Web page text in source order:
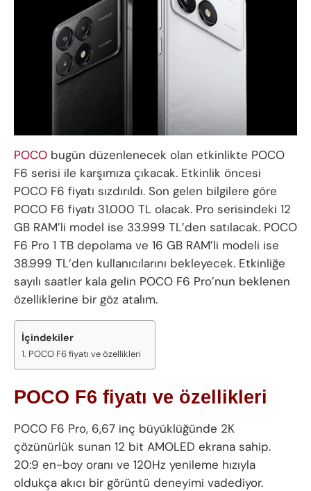
POCO bugün düzenlenecek olan etkinlikte POCO
F6 serisi ile karşımıza çıkacak. Etkinlik öncesi
POCO F6 fiyatı sızdırıldı. Son gelen bilgilere göre
POCO F6 fiyatı 31.000 TL olacak. Pro serisindeki 12
GB RAM’li model ise 33.999 TL’den satılacak. POCO
F6 Pro 1 TB depolama ve 16 GB RAM’li modeli ise
38.999 TL’den kullanıcılarını bekleyecek. Etkinliğe
sayılı saatler kala gelin POCO F6 Pro’nun beklenen
özelliklerine bir göz atalım.
İçindekiler
POCO F6 fiyatı ve özellikleri
POCO F6 fiyatı ve özellikleri
POCO F6 Pro, 6,67 inç büyüklüğünde 2K
çözünürlük sunan 12 bit AMOLED ekrana sahip.
20:9 en-boy oranı ve 120Hz yenileme hızıyla
oldukça akıcı bir görüntü deneyimi vadediyor.